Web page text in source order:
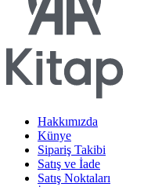
Hakkımızda
Künye
Sipariş Takibi
Satış ve İade
Satış Noktaları